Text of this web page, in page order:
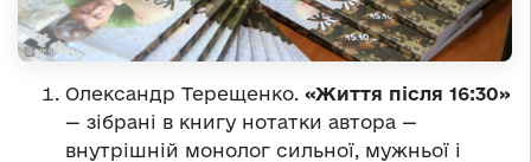
Олександр Терещенко. «Життя після 16:30»
— зібрані в книгу нотатки автора —
внутрішній монолог сильної, мужньої і